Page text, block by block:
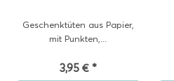
Geschenktüten aus Papier,
mit Punkten,...
3,95 € *